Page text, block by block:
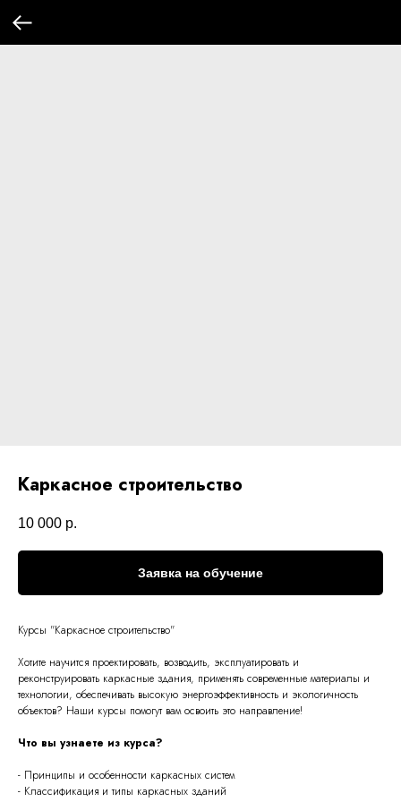
Каркасное строительство
10 000 р.
Заявка на обучение
Курсы "Каркасное строительство"
Хотите научится проектировать, возводить, эксплуатировать и
реконструировать каркасные здания, применять современные материалы и
технологии, обеспечивать высокую энергоэффективность и экологичность
объектов? Наши курсы помогут вам освоить это направление!
Что вы узнаете из курса?
- Принципы и особенности каркасных систем
- Классификация и типы каркасных зданий